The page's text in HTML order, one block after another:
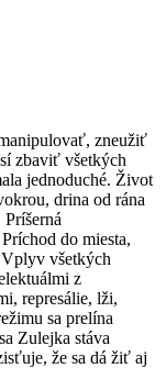
zneužiť
zbaviť všetkých
jednoduché. Život
drina od rána
do miesta,
všetkých
z
represálie, lži,
sa prelína
Zulejka stáva
že sa dá žiť aj